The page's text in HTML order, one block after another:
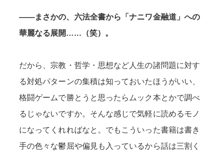
——まさかの、六法全書から「ナニワ金融道」への
華麗なる展開……（笑）。
だから、宗教・哲学・思想など人生の諸問題に対す
る対処パターンの集積は知っておいたほうがいい、
格闘ゲームで勝とうと思ったらムック本とかで調べ
るじゃないですか。そんな感じで気軽に読めるモノ
になってくれればなと。でもこういった書籍は書き
手の色々な鬱屈や偏見も入っているから話は三割く